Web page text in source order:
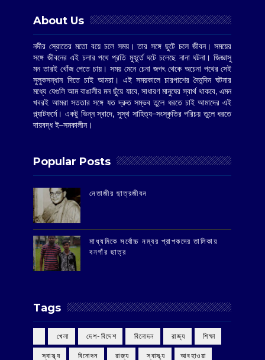
About Us
নদীর স্রোতের মতো বয়ে চলে সময়। তার সঙ্গে ছুটে চলে জীবন। সময়ের
সঙ্গে জীবনের এই চলার পথে প্রতি মুহূর্তে ঘটে চলেছে নানা ঘটনা। জিজ্ঞাসু
মন তারই খোঁজ পেতে চায়। সময় মেনে চেনা জগৎ থেকে অচেনা পথের সেই
সুলুকসন্ধান দিতে চাই আমরা। এই সময়কালে চারপাশের দৈনন্দিন ঘটনার
মধ্যে যেগুলি আম বাঙালীর মন ছুঁয়ে যাবে, সাধারণ মানুষের স্বার্থ থাকবে, এমন
খবরই আমরা সততার সঙ্গে যত দ্রুত সম্ভব তুলে ধরতে চাই আমাদের এই
প্ল্যাটফর্মে। একটু ভিন্ন স্বাদে, সুস্থ সাহিত্য–সংস্কৃতির পরিচয় তুলে ধরতে
দায়বদ্ধ ই–সমকালীন।
Popular Posts
‌নেতাজীর ছাত্রজীবন
মাধ্যমিকে সর্বোচ্চ নম্বর প্রাপকদের তালিকায়
বনগাঁর ছাত্র
Tags
‌ খেলা ‌ দেশ-বিদেশ ‌ বিনোদন ‌ রাজ্য ‌ শিক্ষা
‌ স্বাস্থ্য ‌ বিনোদন ‌ রাজ্য ‌ স্বাস্থ্য আবহাওয়া